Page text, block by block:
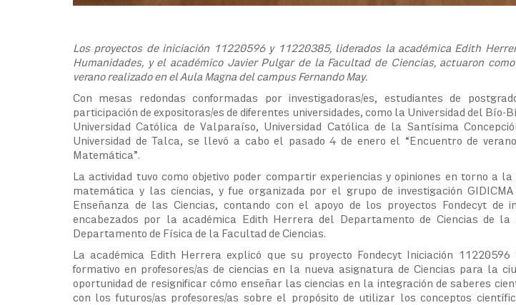
Los proyectos de iniciación 11220596 y 11220385, liderados la académica Edith
Humanidades, y el académico Javier Pulgar de la Facultad de Ciencias, actuaron
verano realizado en el Aula Magna del campus Fernando May.
Con mesas redondas conformadas por investigadoras/es, estudiantes de
participación de expositoras/es de diferentes universidades, como la Universidad del Bío-
Universidad Católica de Valparaíso, Universidad Católica de la Santísima
Universidad de Talca, se llevó a cabo el pasado 4 de enero el “Encuentro de
Matemática”.
La actividad tuvo como objetivo poder compartir experiencias y opiniones en torno a
matemática y las ciencias, y fue organizada por el grupo de investigación
Enseñanza de las Ciencias, contando con el apoyo de los proyectos Fondecyt de
encabezados por la académica Edith Herrera del Departamento de Ciencias de
Departamento de Física de la Facultad de Ciencias.
La académica Edith Herrera explicó que su proyecto Fondecyt Iniciación
formativo en profesores/as de ciencias en la nueva asignatura de Ciencias para la
oportunidad de resignificar cómo enseñar las ciencias en la integración de saberes
con los futuros/as profesores/as sobre el propósito de utilizar los conceptos